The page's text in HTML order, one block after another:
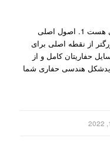
اصول اصلی حفاری گنج یابی به چه صورتی هست 1. اصول اصلی
از نقطه اصلی برای
حفاری وسایل حفاریتان کامل و از
مناسبی انتخاب شوند. 3. بایدشکل هندسی حفاری شما